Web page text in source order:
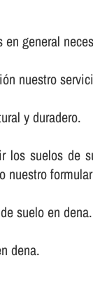
general
nuestro
y duradero.
los suelos de
nuestro
suelo en dena.
dena.